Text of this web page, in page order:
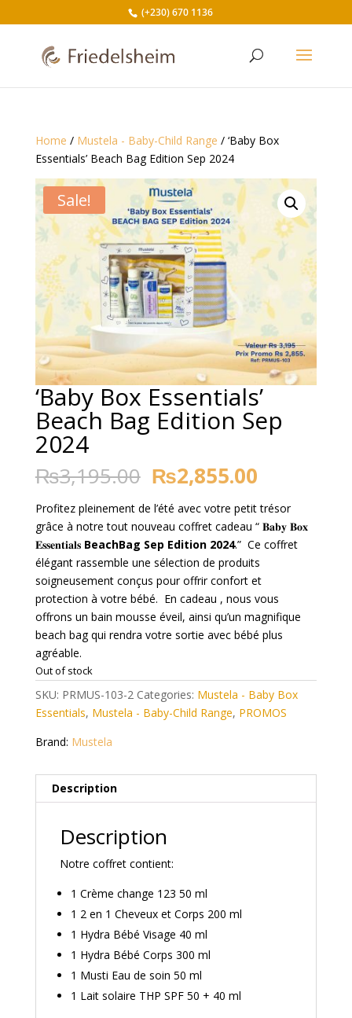
(+230) 670 1136
Home / Mustela - Baby-Child Range / ‘Baby Box
Essentials’ Beach Bag Edition Sep 2024
Sale!
‘Baby Box Essentials’
Beach Bag Edition Sep
2024
₨3,195.00 Original
price
was:
₨3,195.00.
₨2,855.00Current
is:
Profitez pleinement de l’été avec votre petit trésor
grâce à notre tout nouveau coffret cadeau “ 𝐁𝐚𝐛𝐲 𝐁𝐨𝐱
𝐄𝐬𝐬𝐞𝐧𝐭𝐢𝐚𝐥𝐬 BeachBag Sep Edition 2024.” Ce coffret
élégant rassemble une sélection de produits
soigneusement conçus pour offrir confort et
protection à votre bébé. En cadeau , nous vous
offrons un bain mousse éveil, ainsi qu’un magnifique
beach bag qui rendra votre sortie avec bébé plus
agréable.
Out of stock
SKU: PRMUS-103-2 Categories: Mustela - Baby Box
Essentials, Mustela - Baby-Child Range, PROMOS
Brand: Mustela
Description
Description
Notre coffret contient:
1 Crème change 123 50 ml
1 2 en 1 Cheveux et Corps 200 ml
1 Hydra Bébé Visage 40 ml
1 Hydra Bébé Corps 300 ml
1 Musti Eau de soin 50 ml
1 Lait solaire THP SPF 50 + 40 ml